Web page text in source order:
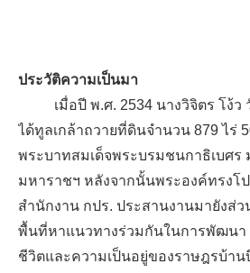
ประวัติความเป็นมา
เมื่อปี พ.ศ. 2534 นางวิจิตร โง้ว
ได้ทูลเกล้าถวายที่ดินจำนวน 879 ไร่
พระบาทสมเด็จพระบรมชนกาธิเบศร
มหาราชฯ หลังจากนั้นพระองค์ทรงโป
สำนักงาน กปร. ประสานงานมายังส่ว
พื้นที่หาแนวทางร่วมกันในการพัฒนา
ชีวิตและความเป็นอยู่ของราษฎรบ้า